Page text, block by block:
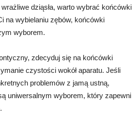
dziąsła, warto wybrać końcówki
na wybielaniu zębów, końcówki
wyborem.
zdecyduj się na końcówki
czystości wokół aparatu. Jeśli
problemów z jamą ustną,
uniwersalnym wyborem, który zapewni